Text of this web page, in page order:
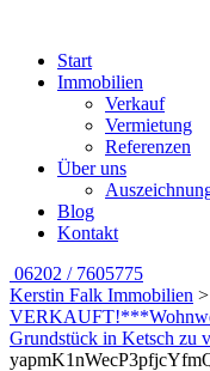
Start
Immobilien
Verkauf
Vermietung
Referenzen
Über uns
Blog
Kontakt
06202 / 7605775
Kerstin Falk Immobilien >
Grundstück in Ketsch zu